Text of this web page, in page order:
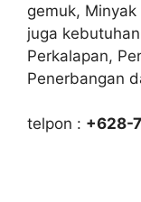
gemuk,
juga
Perkalapan,
Penerbangan
telpon : +628-